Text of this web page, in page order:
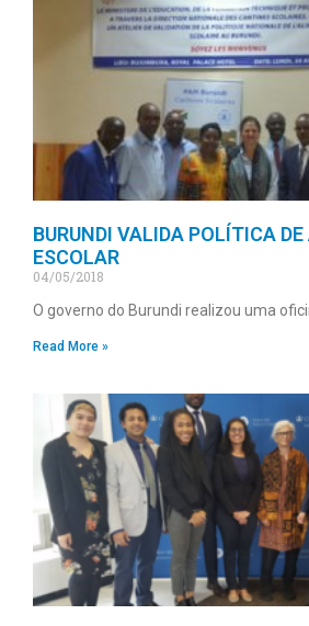
BURUNDI VALIDA POLÍTICA
ESCOLAR
04/05/2018
O governo do Burundi realizou uma
Read More »